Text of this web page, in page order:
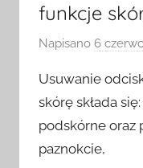
funkcje
Napisano 6
Usuwanie
skórę składa
podskórne oraz
paznokcie,